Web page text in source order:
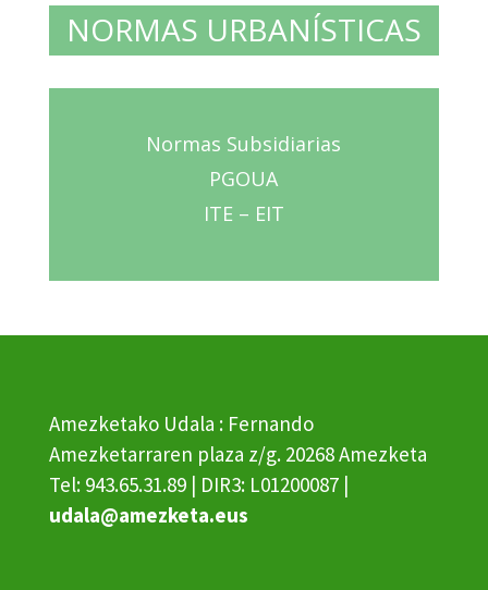
NORMAS URBANÍSTICAS
Normas Subsidiarias
PGOUA
ITE – EIT
Amezketako Udala : Fernando
Amezketarraren plaza z/g. 20268 Amezketa
Tel: 943.65.31.89 | DIR3: L01200087 |
udala@amezketa.eus